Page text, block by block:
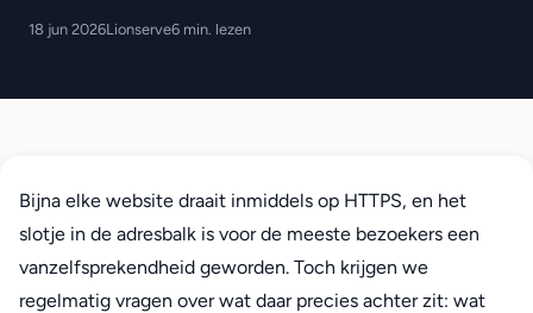
18 jun 2026Lionserve6 min. lezen
Bijna elke website draait inmiddels op HTTPS, en het
slotje in de adresbalk is voor de meeste bezoekers een
vanzelfsprekendheid geworden. Toch krijgen we
regelmatig vragen over wat daar precies achter zit: wat